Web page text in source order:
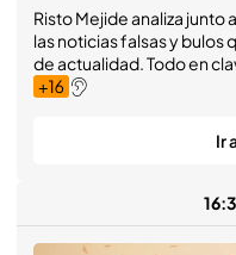
Risto Mejide analiza
las noticias falsas y bulos
de actualidad. Todo en
de rostros conocidos del
Ir